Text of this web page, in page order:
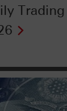
Trading